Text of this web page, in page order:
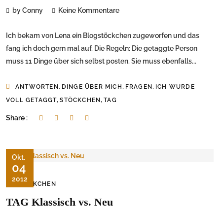
by Conny Keine Kommentare
Ich bekam von Lena ein Blogstöckchen zugeworfen und das
fang ich doch gern mal auf. Die Regeln: Die getaggte Person
muss 11 Dinge über sich selbst posten. Sie muss ebenfalls...
ANTWORTEN, DINGE ÜBER MICH, FRAGEN, ICH WURDE
VOLL GETAGGT,STÖCKCHEN,TAG
Share :
Okt.
04
2012
STÖCKCHEN
TAG Klassisch vs. Neu